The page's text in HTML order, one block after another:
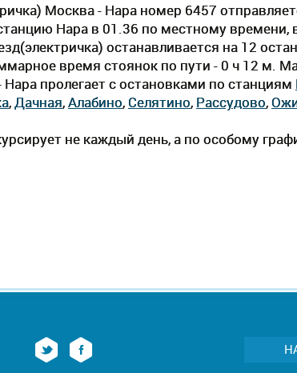
Москва - Нара номер 6457
Нара в 01.36 по местному времени,
останавливается на 12
время стоянок по пути - 0 ч 12 м.
пролегает c остановками по станциям
,Дачная,Алабино, Селятино, Рассудово,
не каждый день, а по особому